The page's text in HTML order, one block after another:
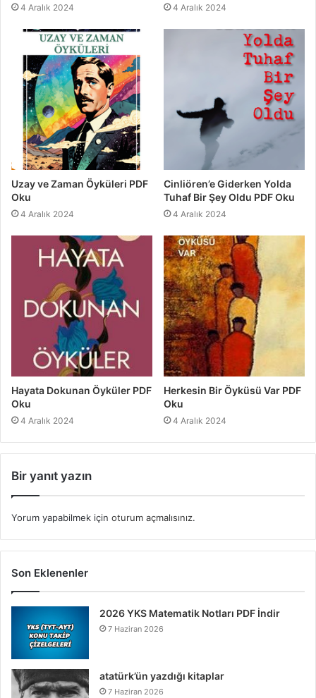
4 Aralık 2024 4 Aralık 2024
Uzay ve Zaman Öyküleri PDF
Oku
4 Aralık 2024
Cinliören’e Giderken Yolda
Tuhaf Bir Şey Oldu PDF Oku
4 Aralık 2024
Hayata Dokunan Öyküler PDF
Oku
4 Aralık 2024
Herkesin Bir Öyküsü Var PDF
Oku
4 Aralık 2024
Bir yanıt yazın
Yorum yapabilmek için oturum açmalısınız.
Son Eklenenler
2026 YKS Matematik Notları PDF İndir
7 Haziran 2026
atatürk’ün yazdığı kitaplar
7 Haziran 2026